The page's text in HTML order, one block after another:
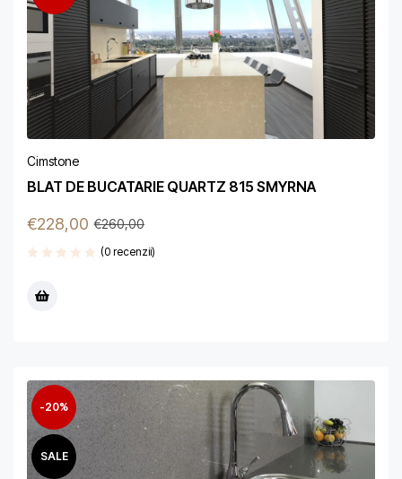
Cimstone
BLAT DE BUCATARIE QUARTZ 815 SMYRNA
€260,00
€228,00
(0 recenzii)
-20%
SALE